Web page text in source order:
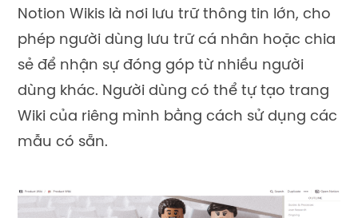
Notion Wikis là nơi lưu trữ thông tin lớn, cho
phép người dùng lưu trữ cá nhân hoặc chia
sẻ để nhận sự đóng góp từ nhiều người
dùng khác. Người dùng có thể tự tạo trang
Wiki của riêng mình bằng cách sử dụng các
mẫu có sẵn.